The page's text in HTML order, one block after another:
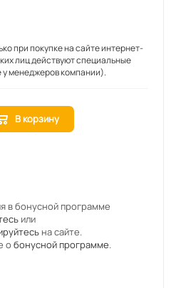
при покупке на сайте интернет-
лиц действуют специальные
менеджеров компании).
В корзину
в бонусной программе
или
на сайте.
обонусной программе.